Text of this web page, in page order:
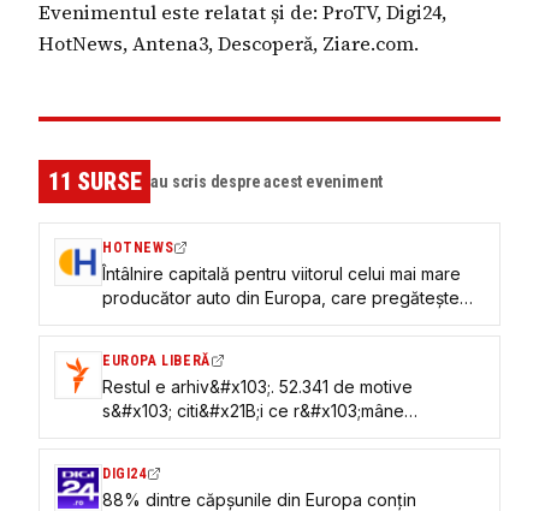
Evenimentul este relatat și de: ProTV, Digi24,
HotNews, Antena3, Descoperă, Ziare.com.
11 SURSE au scris despre acest eveniment
HOTNEWS
Întâlnire capitală pentru viitorul celui mai mare
producător auto din Europa, care pregătește
concedieri masive
EUROPA LIBERĂ
Restul e arhiv&#x103;. 52.341 de motive
s&#x103; citi&#x21B;i ce r&#x103;mâne
dup&#x103; Europa Liber&#x103; România
DIGI24
88% dintre căpșunile din Europa conțin